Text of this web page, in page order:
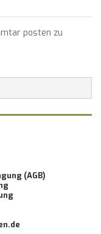
posten zu
(AGB)